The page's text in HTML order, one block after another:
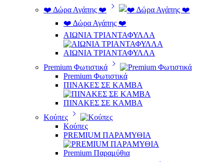
❤️ Δώρα Αγάπης ❤️
❤️ Δώρα Αγάπης ❤️
ΑΙΩΝΙΑ ΤΡΙΑΝΤΑΦΥΛΛΑ
ΑΙΩΝΙΑ ΤΡΙΑΝΤΑΦΥΛΛΑ
Premium Φωτιστικά
Premium Φωτιστικά
ΠΙΝΑΚΕΣ ΣΕ ΚΑΜΒΑ
ΠΙΝΑΚΕΣ ΣΕ ΚΑΜΒΑ
Κούπες
Κούπες
PREMIUM ΠΑΡΑΜΥΘΙΑ
Premium Παραμύθια